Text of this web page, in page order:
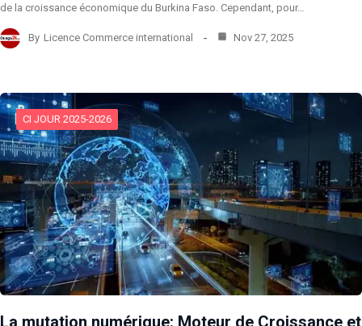
de la croissance économique du Burkina Faso. Cependant, pour…
By Licence Commerce international Nov 27, 2025
CI JOUR 2025-2026
​La mutation numérique: Moteur de Croissance et